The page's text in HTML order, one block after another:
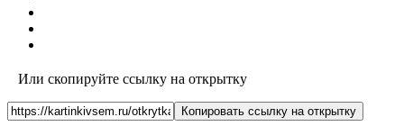
Или скопируйте ссылку на открытку
Копировать ссылку на открытку